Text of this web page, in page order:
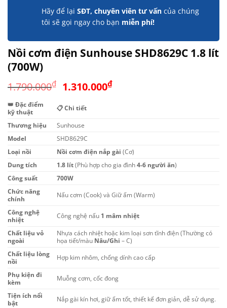
Hãy để lại SĐT, chuyên viên tư vấn của chúng
tôi sẽ gọi ngay cho bạn miễn phí!
Nồi cơm điện Sunhouse SHD8629C 1.8 lít
(700W)
1.790.000₫ Giá
là:
1.790.000₫.
1.310.000₫Giá
👑 Đặc điểm
kỹ thuật
📋 Chi tiết
Thương hiệu
Sunhouse
Model
SHD8629C
Loại nồi
Nồi cơm điện nắp gài (Cơ)
Dung tích
1.8 lít(Phù hợp cho gia đình4-6 người ăn)
Công suất
700W
Chức năng
chính
Nấu cơm (Cook) và Giữ ấm (Warm)
Công nghệ
nhiệt
Công nghệ nấu 1 mâm nhiệt
Chất liệu vỏ
ngoài
Nhựa cách nhiệt hoặc kim loại sơn tĩnh điện (Thường có
họa tiết/màu Nâu/Ghi – C)
Chất liệu lòng
nồi
Hợp kim nhôm, chống dính cao cấp
Phụ kiện đi
kèm
Muỗng cơm, cốc đong
Tiện ích nổi
bật
Nắp gài kín hơi, giữ ấm tốt, thiết kế đơn giản, dễ sử dụng.